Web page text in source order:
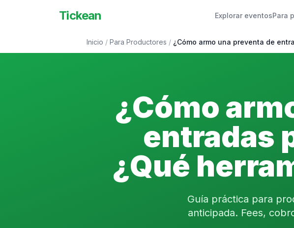
Tickean Explorar eventosPara
Inicio / Para Productores / ¿Cómo armo una preventa de
¿Cómo
entradas
¿Qué
Guía práctica para
anticipada. Fees,